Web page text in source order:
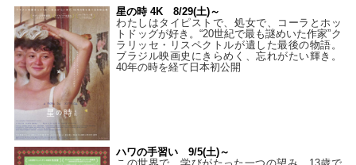
星の時 4K 8/29(土)～
わたしはタイピストで、処⼥で、コーラとホッ
トドッグが好き。“20世紀で最も謎めいた作家”ク
ラリッセ・リスペクトルが遺した最後の物語。
ブラジル映画史にきらめく、忘れがたい輝き。
40年の時を経て⽇本初公開
ハワの手習い 9/5(土)～